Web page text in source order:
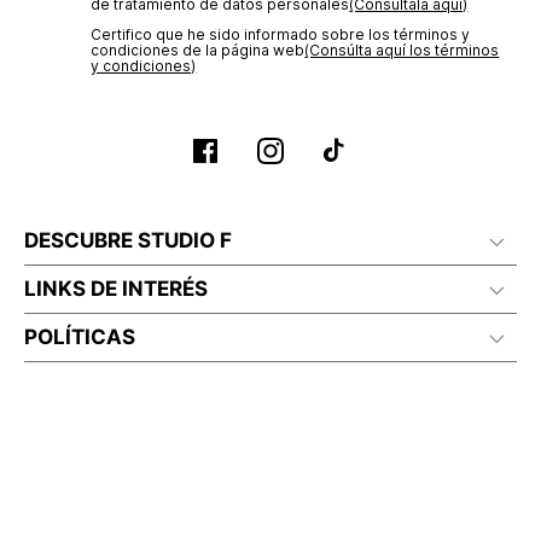
de tratamiento de datos personales‎(Consúltala aquí)
Certifico que he sido informado sobre los términos y
condiciones de la página web‎(Consúlta aquí los términos
y condiciones)
DESCUBRE STUDIO F
LINKS DE INTERÉS
POLÍTICAS